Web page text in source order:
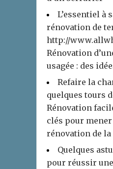
L’essentiel à
rénovation de
http://
Rénovation
usagée : des
Refaire la
quelques tours
Rénovation
clés pour
rénovation de la
Quelques
pour réussir